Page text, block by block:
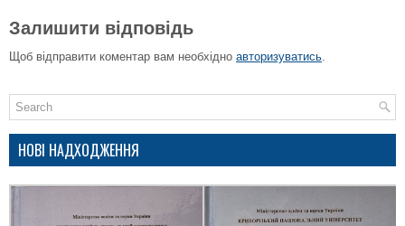
Залишити відповідь
Щоб відправити коментар вам необхідно авторизуватись.
НОВІ НАДХОДЖЕННЯ